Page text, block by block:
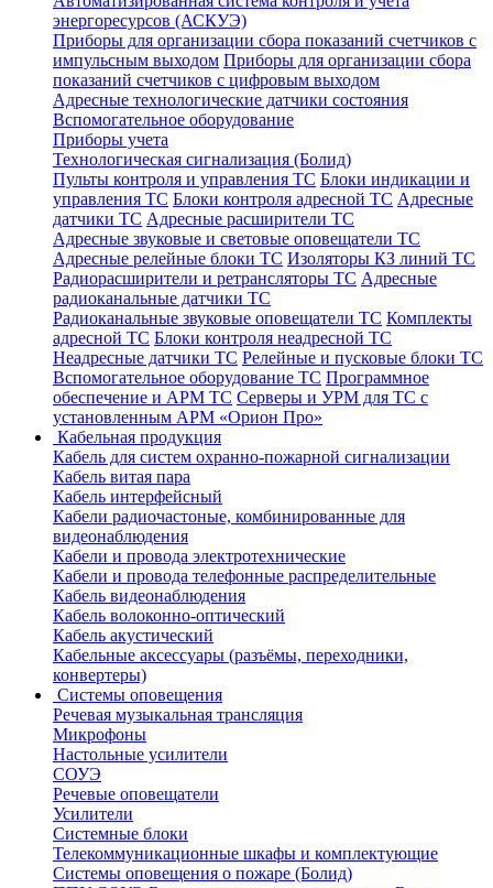
энергоресурсов (АСКУЭ)
Приборы для организации сбора показаний счетчиков с
импульсным выходом Приборы для организации сбора
показаний счетчиков с цифровым выходом
Адресные технологические датчики состояния
Вспомогательное оборудование
Приборы учета
Технологическая сигнализация (Болид)
Пульты контроля и управления ТС Блоки индикации и
управления ТС Блоки контроля адресной ТС Адресные
датчики ТС Адресные расширители ТС
Адресные звуковые и световые оповещатели ТС
Адресные релейные блоки ТС Изоляторы КЗ линий ТС
Радиорасширители и ретрансляторы ТС Адресные
радиоканальные датчики ТС
Радиоканальные звуковые оповещатели ТС Комплекты
адресной ТС Блоки контроля неадресной ТС
Неадресные датчики ТС Релейные и пусковые блоки ТС
Вспомогательное оборудование ТС Программное
обеспечение и АРМ ТС Серверы и УРМ для ТС с
установленным АРМ «Орион Про»
Кабельная продукция
Кабель для систем охранно-пожарной сигнализации
Кабель витая пара
Кабель интерфейсный
Кабели радиочастоные, комбинированные для
видеонаблюдения
Кабели и провода электротехнические
Кабели и провода телефонные распределительные
Кабель видеонаблюдения
Кабель волоконно-оптический
Кабель акустический
Кабельные аксессуары (разъёмы, переходники,
конвертеры)
Системы оповещения
Речевая музыкальная трансляция
Микрофоны
Настольные усилители
СОУЭ
Речевые оповещатели
Усилители
Системные блоки
Телекоммуникационные шкафы и комплектующие
Системы оповещения о пожаре (Болид)